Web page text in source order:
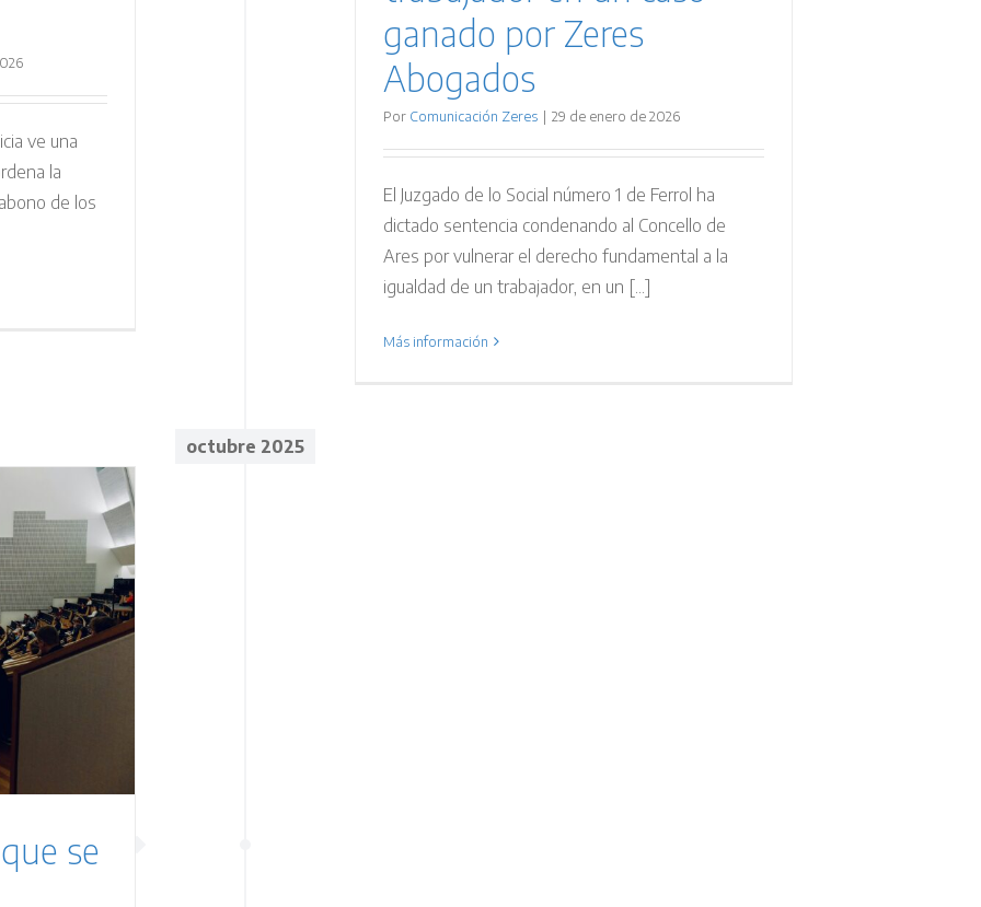
ve una
la
de los
ganado por Zeres
Abogados
Por Comunicación Zeres | 29 de enero de 2026
El Juzgado de lo Social número 1 de Ferrol ha
dictado sentencia condenando al Concello de
Ares por vulnerar el derecho fundamental a la
igualdad de un trabajador, en un [...]
Más información
octubre 2025
se